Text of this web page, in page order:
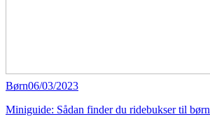
Børn06/03/2023
Miniguide: Sådan finder du ridebukser til børn